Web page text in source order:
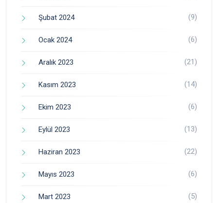
Şubat 2024 (9)
Ocak 2024 (6)
Aralık 2023 (21)
Kasım 2023 (14)
Ekim 2023 (6)
Eylül 2023 (13)
Haziran 2023 (22)
Mayıs 2023 (6)
Mart 2023 (5)